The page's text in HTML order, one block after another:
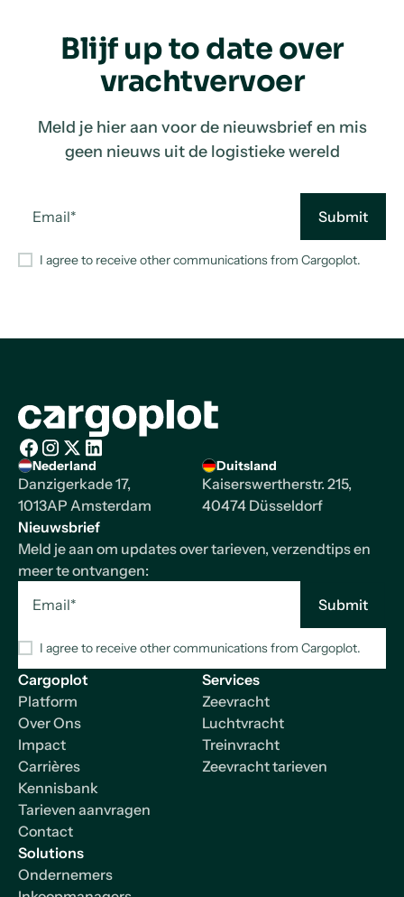
Blijf up to date over
vrachtvervoer
Meld je hier aan voor de nieuwsbrief en mis
geen nieuws uit de logistieke wereld
I agree to receive other communications from Cargoplot.
Homepage
Facebook
Instagram
X/Twitter
LinkedIn
Nederland
Danzigerkade 17,
1013AP Amsterdam
Duitsland
Kaiserswertherstr. 215,
40474 Düsseldorf
Cargoplot
Platform
Over Ons
Impact
Carrières
Kennisbank
Tarieven aanvragen
Contact
Services
Zeevracht
Luchtvracht
Treinvracht
Zeevracht tarieven
Solutions
Ondernemers
Nieuwsbrief
Meld je aan om updates over tarieven, verzendtips en
meer te ontvangen:
I agree to receive other communications from Cargoplot.